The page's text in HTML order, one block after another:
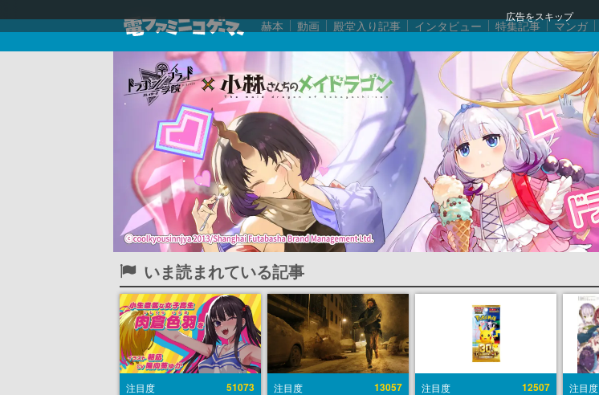
広告をスキップ
赫本 動画 殿堂入り記事 インタビュー 特集記事 マンガ
いま読まれている記事
注目度 51073 注目度 13057 注目度 12507 注目度